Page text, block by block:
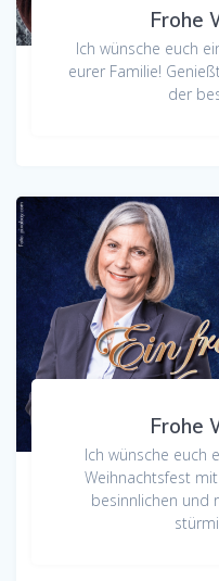
Frohe
Ich wünsche euch
eurer Familie!
der
Frohe
Ich wünsche euch
Weihnachtsfest
besinnlichen und